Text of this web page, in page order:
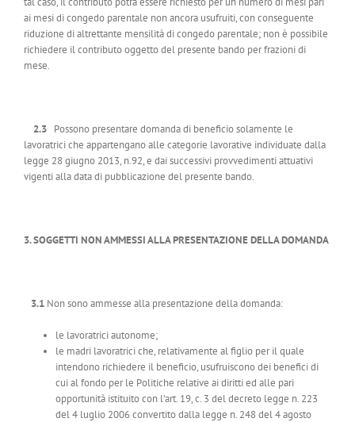
ai mesi di congedo parentale non ancora usufruiti, con conseguente
riduzione di altrettante mensilità di congedo parentale; non è possibile
richiedere il contributo oggetto del presente bando per frazioni di
mese.
2.3 Possono presentare domanda di beneficio solamente le
lavoratrici che appartengano alle categorie lavorative individuate dalla
legge 28 giugno 2013, n.92, e dai successivi provvedimenti attuativi
vigenti alla data di pubblicazione del presente bando.
3. SOGGETTI NON AMMESSI ALLA PRESENTAZIONE DELLA DOMANDA
3.1 Non sono ammesse alla presentazione della domanda:
le lavoratrici autonome;
le madri lavoratrici che, relativamente al figlio per il quale
intendono richiedere il beneficio, usufruiscono dei benefici di
cui al fondo per le Politiche relative ai diritti ed alle pari
opportunità istituito con l’art. 19, c. 3 del decreto legge n. 223
del 4 luglio 2006 convertito dalla legge n. 248 del 4 agosto